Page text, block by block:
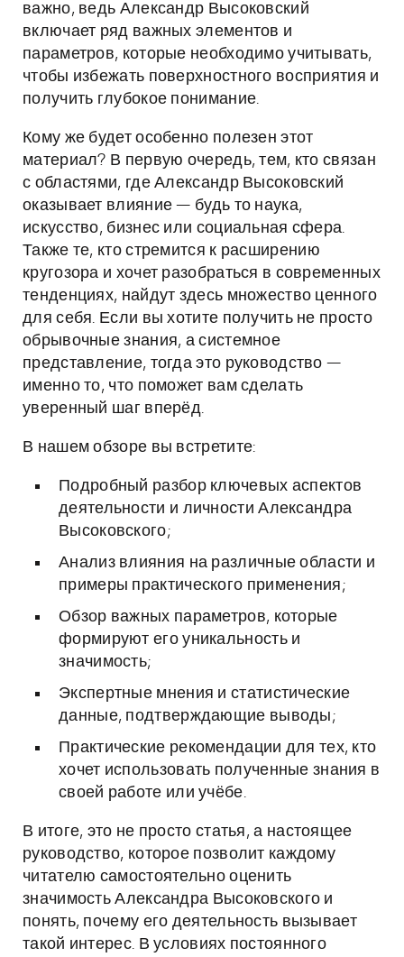
важно, ведь Александр Высоковский
включает ряд важных элементов и
параметров, которые необходимо учитывать,
чтобы избежать поверхностного восприятия и
получить глубокое понимание.
Кому же будет особенно полезен этот
материал? В первую очередь, тем, кто связан
с областями, где Александр Высоковский
оказывает влияние — будь то наука,
искусство, бизнес или социальная сфера.
Также те, кто стремится к расширению
кругозора и хочет разобраться в современных
тенденциях, найдут здесь множество ценного
для себя. Если вы хотите получить не просто
обрывочные знания, а системное
представление, тогда это руководство —
именно то, что поможет вам сделать
уверенный шаг вперёд.
В нашем обзоре вы встретите:
Подробный разбор ключевых аспектов
деятельности и личности Александра
Высоковского;
Анализ влияния на различные области и
примеры практического применения;
Обзор важных параметров, которые
формируют его уникальность и
значимость;
Экспертные мнения и статистические
данные, подтверждающие выводы;
Практические рекомендации для тех, кто
хочет использовать полученные знания в
своей работе или учёбе.
В итоге, это не просто статья, а настоящее
руководство, которое позволит каждому
читателю самостоятельно оценить
значимость Александра Высоковского и
понять, почему его деятельность вызывает
такой интерес. В условиях постоянного